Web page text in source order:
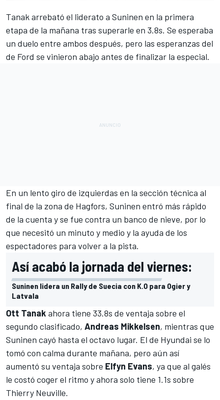
Tanak arrebató el liderato a Suninen en la primera
etapa de la mañana tras superarle en 3.8s. Se esperaba
un duelo entre ambos después, pero las esperanzas del
de Ford se vinieron abajo antes de finalizar la especial.
En un lento giro de izquierdas en la sección técnica al
final de la zona de Hagfors, Suninen entró más rápido
de la cuenta y se fue contra un banco de nieve, por lo
que necesitó un minuto y medio y la ayuda de los
espectadores para volver a la pista.
Así acabó la jornada del viernes:
Suninen lidera un Rally de Suecia con K.O para Ogier y
Latvala
Ott Tanak ahora tiene 33.8s de ventaja sobre el
segundo clasificado, Andreas Mikkelsen, mientras que
Suninen cayó hasta el octavo lugar. El de Hyundai se lo
tomó con calma durante mañana, pero aún así
aumentó su ventaja sobre Elfyn Evans, ya que al galés
le costó coger el ritmo y ahora solo tiene 1.1s sobre
Thierry Neuville.